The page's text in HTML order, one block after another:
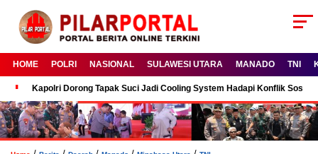
HOME POLRI NASIONAL SULAWESI UTARA MANADO TNI
Kapolri Dorong Tapak Suci Jadi Cooling System Hadapi Konflik Sosial